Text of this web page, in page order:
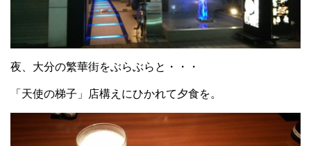
夜、大分の繁華街をぶらぶらと・・・
「天使の梯子」店構えにひかれて夕食を。